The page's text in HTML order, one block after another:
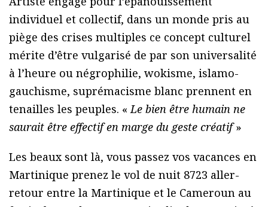
individuel et collectif, dans un monde pris au
piège des crises multiples ce concept culturel
mérite d’être vulgarisé de par son universalité
à l’heure ou négrophilie, wokisme, islamo-
gauchisme, suprémacisme blanc prennent en
tenailles les peuples. « Le bien être humain ne
saurait être effectif en marge du geste créatif»
Les beaux sont là, vous passez vos vacances en
Martinique prenez le vol de nuit 8723 aller-
retour entre la Martinique et le Cameroun au